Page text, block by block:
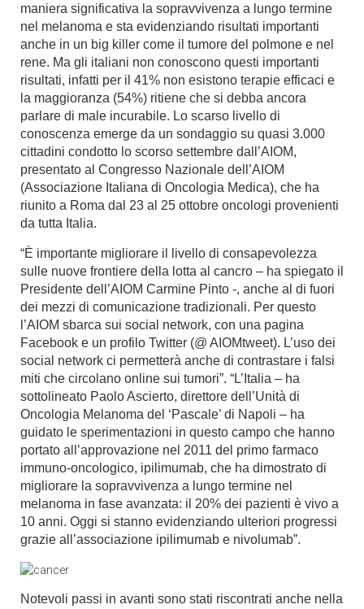
maniera significativa la sopravvivenza a lungo termine
nel melanoma e sta evidenziando risultati importanti
anche in un big killer come il tumore del polmone e nel
rene. Ma gli italiani non conoscono questi importanti
risultati, infatti per il 41% non esistono terapie efficaci e
la maggioranza (54%) ritiene che si debba ancora
parlare di male incurabile. Lo scarso livello di
conoscenza emerge da un sondaggio su quasi 3.000
cittadini condotto lo scorso settembre dall’AIOM,
presentato al Congresso Nazionale dell’AIOM
(Associazione Italiana di Oncologia Medica), che ha
riunito a Roma dal 23 al 25 ottobre oncologi provenienti
da tutta Italia.
“È importante migliorare il livello di consapevolezza
sulle nuove frontiere della lotta al cancro – ha spiegato il
Presidente dell’AIOM Carmine Pinto -, anche al di fuori
dei mezzi di comunicazione tradizionali. Per questo
l’AIOM sbarca sui social network, con una pagina
Facebook e un profilo Twitter (@ AIOMtweet). L’uso dei
social network ci permetterà anche di contrastare i falsi
miti che circolano online sui tumori”. “L’Italia – ha
sottolineato Paolo Ascierto, direttore dell’Unità di
Oncologia Melanoma del ‘Pascale’ di Napoli – ha
guidato le sperimentazioni in questo campo che hanno
portato all’approvazione nel 2011 del primo farmaco
immuno-oncologico, ipilimumab, che ha dimostrato di
migliorare la sopravvivenza a lungo termine nel
melanoma in fase avanzata: il 20% dei pazienti è vivo a
10 anni. Oggi si stanno evidenziando ulteriori progressi
grazie all’associazione ipilimumab e nivolumab”.
Notevoli passi in avanti sono stati riscontrati anche nella